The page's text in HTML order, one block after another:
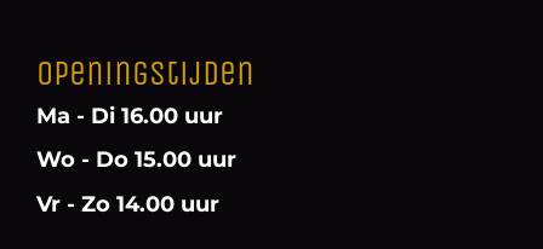
Openingstijden
Ma - Di 16.00 uur
Wo - Do 15.00 uur
Vr - Zo 14.00 uur